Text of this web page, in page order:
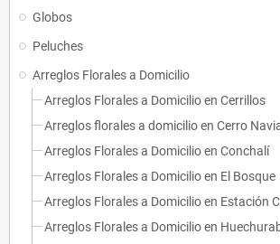
Globos
Peluches
Arreglos Florales a Domicilio
Arreglos Florales a Domicilio en Cerrillos
Arreglos florales a domicilio en Cerro
Arreglos Florales a Domicilio en Conchalí
Arreglos Florales a Domicilio en El Bosque
Arreglos Florales a Domicilio en Estación
Arreglos Florales a Domicilio en